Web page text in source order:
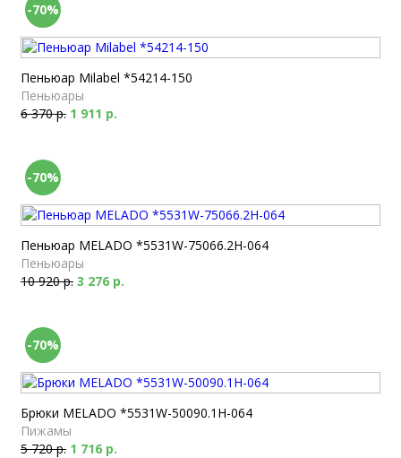
-70%
Пеньюар Milabel *54214-150
Пеньюары
6 370 р. 1 911 р.
-70%
Пеньюар MELADO *5531W-75066.2H-064
Пеньюары
10 920 р. 3 276 р.
-70%
Брюки MELADO *5531W-50090.1H-064
Пижамы
5 720 р. 1 716 р.